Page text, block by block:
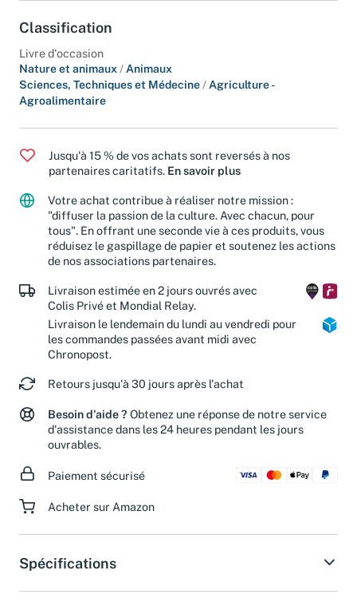
Classification
Livre d'occasion
Nature et animaux/Animaux
Sciences, Techniques et Médecine/Agriculture -
Agroalimentaire
Jusqu'à 15 % de vos achats sont reversés à nos
partenaires caritatifs. En savoir plus
Votre achat contribue à réaliser notre mission :
"diffuser la passion de la culture. Avec chacun, pour
tous". En offrant une seconde vie à ces produits, vous
réduisez le gaspillage de papier et soutenez les actions
de nos associations partenaires.
Livraison estimée en 2 jours ouvrés avec
Colis Privé et Mondial Relay.
Livraison le lendemain du lundi au vendredi pour
les commandes passées avant midi avec
Chronopost.
Retours jusqu'à 30 jours après l'achat
Besoin d'aide ? Obtenez une réponse de notre service
d'assistance dans les 24 heures pendant les jours
ouvrables.
Paiement sécurisé
Acheter sur Amazon
Spécifications